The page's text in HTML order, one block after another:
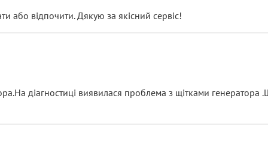
відпочити. Дякую за якісний сервіс!
діагностиці виявилася проблема з щітками